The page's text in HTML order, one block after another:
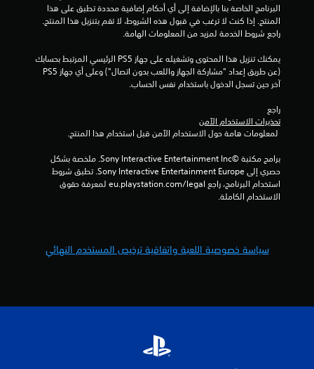
ق
ي
ي
ت
راجع شروط الخدمة لمزيد من المعلومات الهامة.
آخر حين تسجل الدخول باستخدام نفس الحساب.
راجع
تحذيرات الاستخدام الآمن
الاستخدام الكاملة.
سياسة خصوصية اللعبة واتفاقية ترخيص المستخدم النهائي